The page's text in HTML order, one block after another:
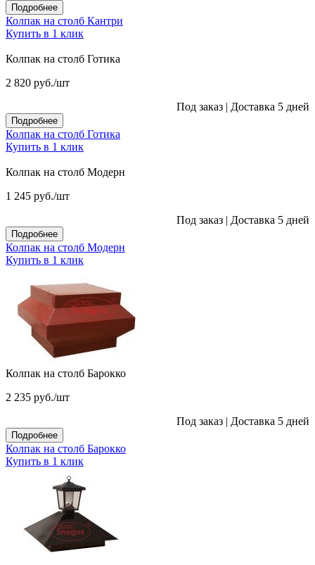
Подробнее
Колпак на столб Кантри
Купить в 1 клик
Колпак на столб Готика
2 820 руб./шт
Под заказ | Доставка 5 дней
Подробнее
Колпак на столб Готика
Купить в 1 клик
Колпак на столб Модерн
1 245 руб./шт
Под заказ | Доставка 5 дней
Подробнее
Колпак на столб Модерн
Купить в 1 клик
Колпак на столб Барокко
2 235 руб./шт
Под заказ | Доставка 5 дней
Подробнее
Колпак на столб Барокко
Купить в 1 клик